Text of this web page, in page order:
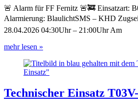
🚨 Alarm für FF Fernitz 🚨🚒 Einsatzart:
Alarmierung: BlaulichtSMS – KHD
28.04.2026 04:30Uhr – 21:00Uhr Am
mehr lesen »
Technischer Einsatz